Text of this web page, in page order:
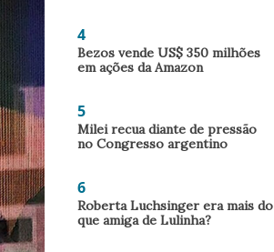
4
Bezos vende US$ 350 milhões
em ações da Amazon
5
Milei recua diante de pressão
no Congresso argentino
6
Roberta Luchsinger era mais do
que amiga de Lulinha?